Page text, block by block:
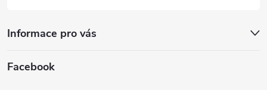
Informace pro vás
Facebook